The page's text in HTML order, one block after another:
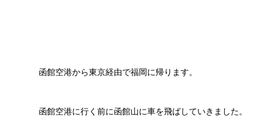
函館空港から東京経由で福岡に帰ります。
函館空港に行く前に函館山に車を飛ばしていきました。